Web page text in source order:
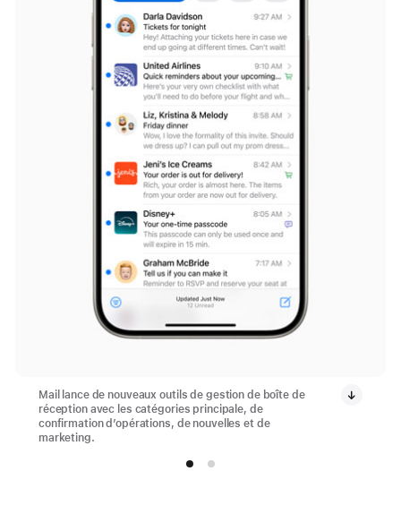
Mail lance de nouveaux outils de gestion de boîte de
réception avec les catégories principale, de
confirmation d’opérations, de nouvelles et de
marketing.